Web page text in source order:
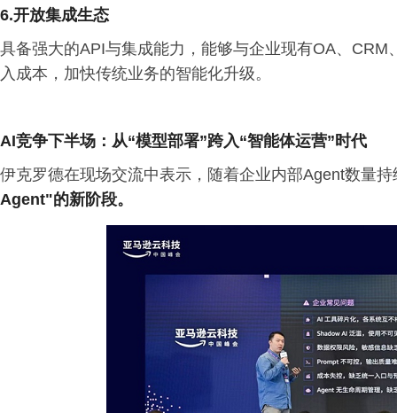
6.开放集成生态
具备强大的API与集成能力，能够与企业现有OA、
入成本，加快传统业务的智能化升级。
AI竞争下半场：从“模型部署”跨入“智能体运营”时代
伊克罗德在现场交流中表示，随着企业内部Agent数量持
Agent"的新阶段。